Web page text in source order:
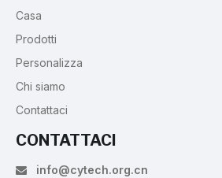
Casa
Prodotti
Personalizza
Chi siamo
Contattaci
CONTATTACI
 info@cytech.org.cn